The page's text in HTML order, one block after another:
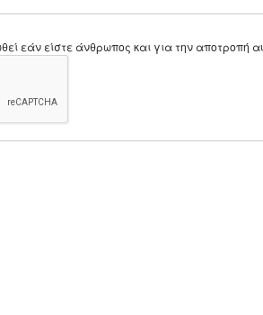
εάν είστε άνθρωπος και για την αποτροπή